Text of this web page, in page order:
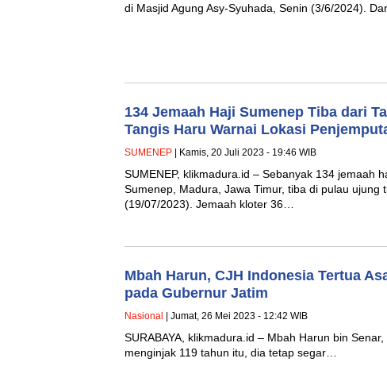
di Masjid Agung Asy-Syuhada, Senin (3/6/2024).
134 Jemaah Haji Sumenep Tiba dari
Tangis Haru Warnai Lokasi
SUMENEP | Kamis, 20 Juli 2023 - 19:46 WIB
SUMENEP, klikmadura.id – Sebanyak 134 jemaah
Sumenep, Madura, Jawa Timur, tiba di pulau ujung
(19/07/2023). Jemaah kloter 36…
Mbah Harun, CJH Indonesia Tertua
pada Gubernur Jatim
Nasional | Jumat, 26 Mei 2023 - 12:42 WIB
SURABAYA, klikmadura.id – Mbah Harun bin
menginjak 119 tahun itu, dia tetap segar…